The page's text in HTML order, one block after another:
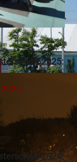
2025:
2024: